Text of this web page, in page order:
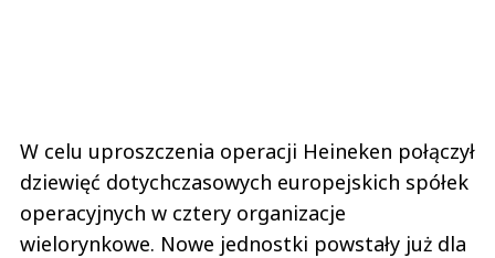
W celu uproszczenia operacji Heineken połączył
dziewięć dotychczasowych europejskich spółek
operacyjnych w cztery organizacje
wielorynkowe. Nowe jednostki powstały już dla